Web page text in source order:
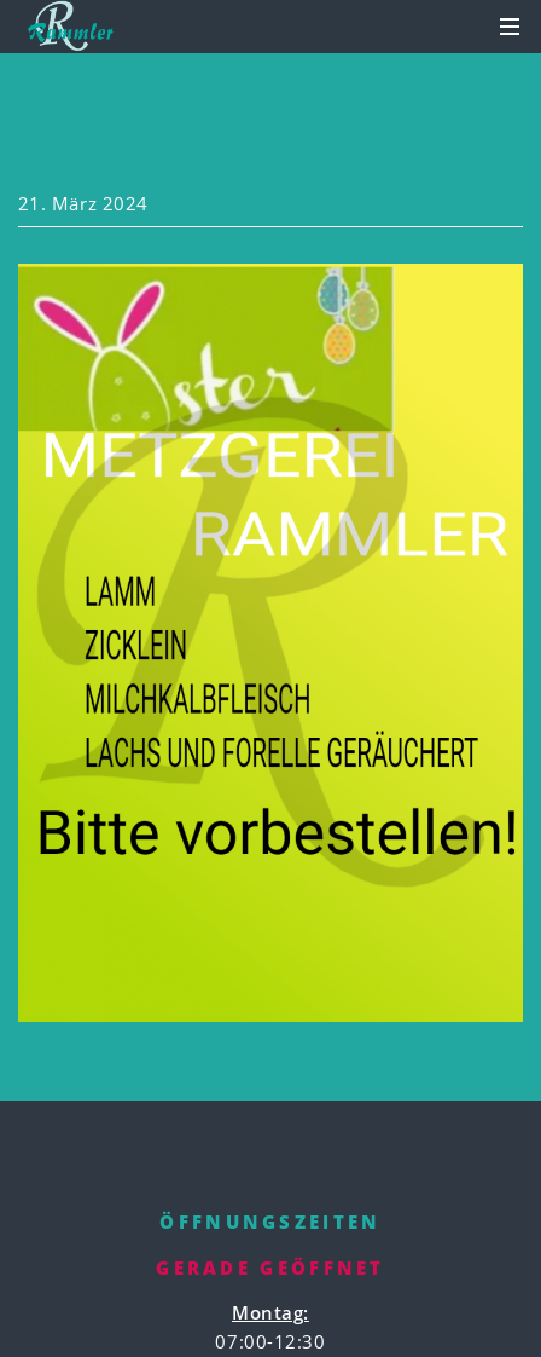
21. März 2024
ÖFFNUNGSZEITEN
GERADE GEÖFFNET
Montag:
07:00-12:30